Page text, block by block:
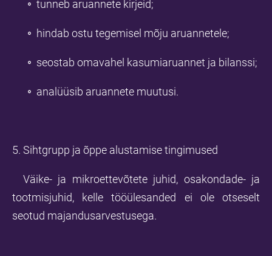
tunneb aruannete kirjeid;
hindab ostu tegemisel mõju aruannetele;
seostab omavahel kasumiaruannet ja bilanssi;
analüüsib aruannete muutusi.
5. Sihtgrupp ja õppe alustamise tingimused
Väike- ja mikroettevõtete juhid, osakondade- ja
tootmisjuhid, kelle tööülesanded ei ole otseselt
seotud majandusarvestusega.